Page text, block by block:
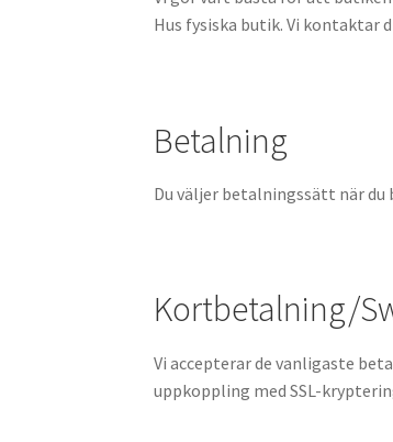
Hus fysiska butik. Vi kontaktar
Betalning
Du väljer betalningssätt när du
Kortbetalning/
Vi accepterar de vanligaste
uppkoppling med SSL-